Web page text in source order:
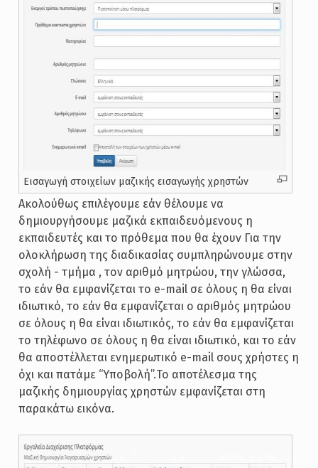
Εισαγωγή στοιχείων μαζικής εισαγωγής χρηστών
Ακολούθως επιλέγουμε εάν θέλουμε να
δημιουργήσουμε μαζικά εκπαιδευόμενους η
εκπαιδευτές και το πρόθεμα που θα έχουν Για την
ολοκλήρωση της διαδικασίας συμπληρώνουμε στην
σχολή - τμήμα , τον αριθμό μητρώου, την γλώσσα,
το εάν θα εμφανίζεται το e-mail σε όλους η θα είναι
ιδιωτικό, το εάν θα εμφανίζεται ο αριθμός μητρώου
σε όλους η θα είναι ιδιωτικός, το εάν θα εμφανίζεται
το τηλέφωνο σε όλους η θα είναι ιδιωτικό, και το εάν
θα αποστέλλεται ενημερωτικό e-mail σους χρήστες η
όχι και πατάμε “Υποβολή”.Το αποτέλεσμα της
μαζικής δημιουργίας χρηστών εμφανίζεται στη
παρακάτω εικόνα.